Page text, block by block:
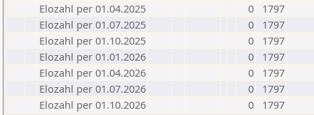
Elozahl per 01.04.2025
0
1797
Elozahl per 01.07.2025
0
1797
Elozahl per 01.10.2025
0
1797
Elozahl per 01.01.2026
0
1797
Elozahl per 01.04.2026
0
1797
Elozahl per 01.07.2026
0
1797
Elozahl per 01.10.2026
0 1797